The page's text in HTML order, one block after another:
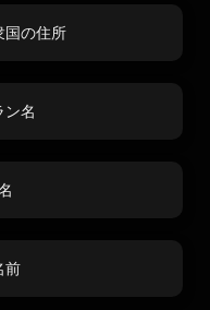
国の住所
ン名
前